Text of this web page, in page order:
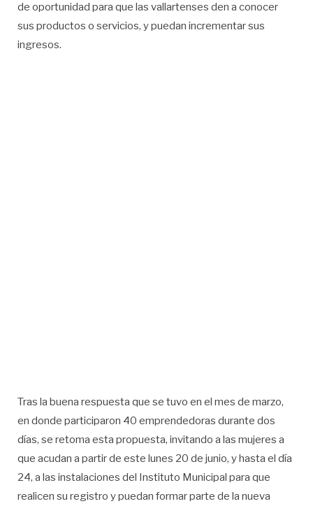
de oportunidad para que las vallartenses den a conocer
sus productos o servicios, y puedan incrementar sus
ingresos.
Tras la buena respuesta que se tuvo en el mes de marzo,
en donde participaron 40 emprendedoras durante dos
días, se retoma esta propuesta, invitando a las mujeres a
que acudan a partir de este lunes 20 de junio, y hasta el día
24, a las instalaciones del Instituto Municipal para que
realicen su registro y puedan formar parte de la nueva